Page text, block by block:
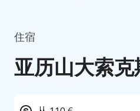
住宿
亚历山大索